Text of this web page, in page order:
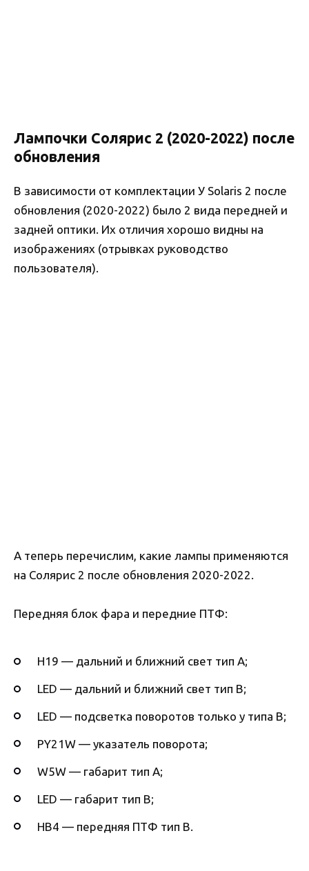
Лампочки Солярис 2 (2020-2022) после
обновления
В зависимости от комплектации У Solaris 2 после
обновления (2020-2022) было 2 вида передней и
задней оптики. Их отличия хорошо видны на
изображениях (отрывках руководство
пользователя).
А теперь перечислим, какие лампы применяются
на Солярис 2 после обновления 2020-2022.
Передняя блок фара и передние ПТФ:
H19 — дальний и ближний свет тип А;
LED — дальний и ближний свет тип B;
LED — подсветка поворотов только у типа B;
PY21W — указатель поворота;
W5W — габарит тип А;
LED — габарит тип B;
HB4 — передняя ПТФ тип B.